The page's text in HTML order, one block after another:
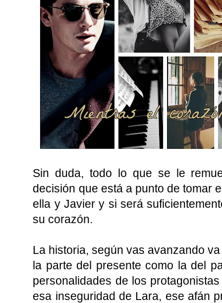
Sin duda, todo lo que se le
decisión que está a punto de tomar
ella y Javier y si será
su corazón.
La historia, según vas avanzando
la parte del presente como la del
personalidades de los
esa inseguridad de Lara, ese afán